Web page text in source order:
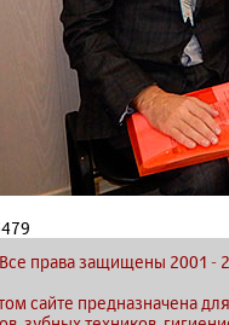
права защищены 2001 -
сайте предназначена